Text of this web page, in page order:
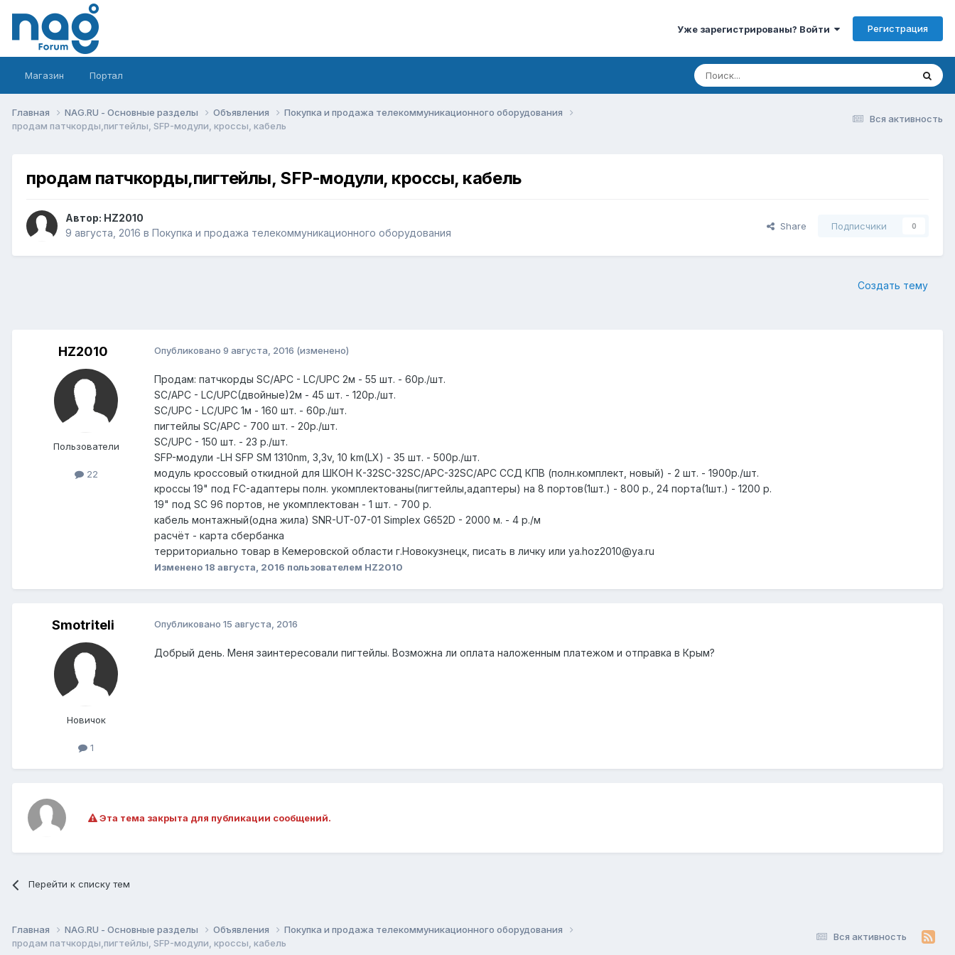
Уже зарегистрированы? Войти Регистрация
Магазин Портал
Вся активность
Главная NAG.RU - Основные разделы Объявления
Покупка и продажа телекоммуникационного оборудования
продам патчкорды,пигтейлы, SFP-модули, кроссы, кабель
продам патчкорды,пигтейлы, SFP-модули, кроссы, кабель
Автор: HZ2010
9 августа, 2016 в Покупка и продажа телекоммуникационного оборудования
Share Подписчики 0
Создать тему
HZ2010
Пользователи
22
Опубликовано 9 августа, 2016 (изменено)
Продам: патчкорды SC/APC - LC/UPC 2м - 55 шт. - 60р./шт.
SC/APC - LC/UPC(двойные)2м - 45 шт. - 120р./шт.
SC/UPC - LC/UPC 1м - 160 шт. - 60р./шт.
пигтейлы SC/APC - 700 шт. - 20р./шт.
SC/UPC - 150 шт. - 23 р./шт.
SFP-модули -LH SFP SM 1310nm, 3,3v, 10 km(LX) - 35 шт. - 500р./шт.
модуль кроссовый откидной для ШКОН К-32SC-32SC/APC-32SC/APC ССД КПВ (полн.комплект, новый) - 2 шт. - 1900р./шт.
кроссы 19" под FC-адаптеры полн. укомплектованы(пигтейлы,адаптеры) на 8 портов(1шт.) - 800 р., 24 порта(1шт.) - 1200 р.
19" под SC 96 портов, не укомплектован - 1 шт. - 700 р.
кабель монтажный(одна жила) SNR-UT-07-01 Simplex G652D - 2000 м. - 4 р./м
расчёт - карта сбербанка
территориально товар в Кемеровской области г.Новокузнецк, писать в личку или ya.hoz2010@ya.ru
Изменено 18 августа, 2016 пользователем HZ2010
Smotriteli
Новичок
1
Опубликовано 15 августа, 2016
Добрый день. Меня заинтересовали пигтейлы. Возможна ли оплата наложенным платежом и отправка в Крым?
Эта тема закрыта для публикации сообщений.
Перейти к списку тем
Вся активность
Главная NAG.RU - Основные разделы Объявления
Покупка и продажа телекоммуникационного оборудования
продам патчкорды,пигтейлы, SFP-модули, кроссы, кабель